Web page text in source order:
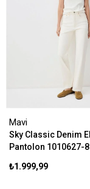
Mavi
Sky Classic Denim
Pantolon 1010627-
₺1.999,99